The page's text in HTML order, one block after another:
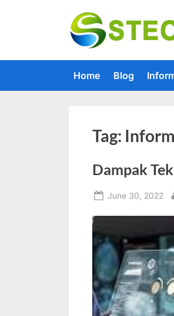
Home Blog
Tag:
Dampak
Posted
June 30, 2022